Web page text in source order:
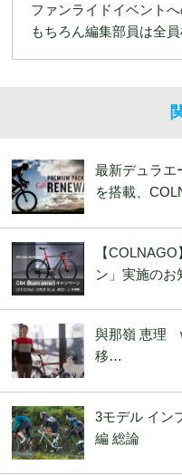
ファンライドイベント
もちろん編集部員は全
最新デュラエ
を搭載、
【
ン」実施の
與那嶺 恵理
移…
3モデル イン
編 総論